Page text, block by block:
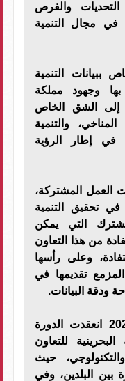
والفرص
في مجال التنمية
ببيانات التنمية
بها وجهود مملكة
إلى الشق الخاص
والتنمية
في إطار الرؤية
العمل المشتركة،
في تحقيق التنمية
التي يمكن
من هذا التعاون
وعلى رأسها
المزمع تقديمها في
جدير بالذكر أنه خلال فبراير 2025 انعقدت الدورة
للتعاون
حيث
البلدين، وفي